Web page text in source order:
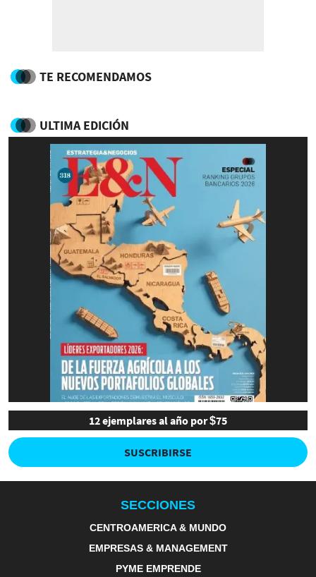
TE RECOMENDAMOS
ULTIMA EDICIÓN
12 ejemplares al año por $75
SUSCRIBIRSE
SECCIONES
CENTROAMERICA & MUNDO
EMPRESAS & MANAGEMENT
PYME EMPRENDE